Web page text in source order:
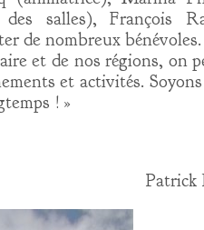
salles), François
de nombreux
et de nos régions, on
et activités.
! »
Patrick